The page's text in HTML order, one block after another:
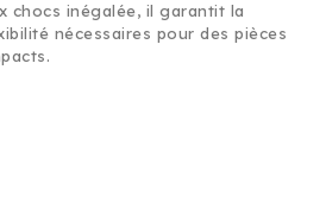
chocs inégalée, il garantit la
nécessaires pour des pièces